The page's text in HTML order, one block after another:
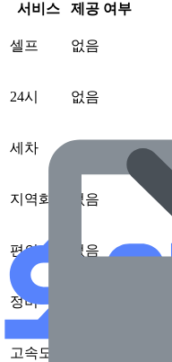
서비스 제공 여부
셀프 없음
24시 없음
세차
지역화폐 없음
편의점 없음
정비
고속도로